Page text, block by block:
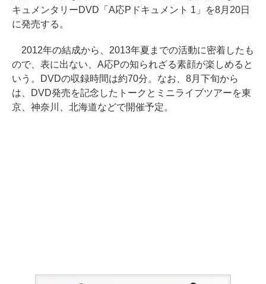
キュメンタリーDVD「A応Pドキュメント 1」を8月20日
に発売する。
2012年の結成から、2013年夏までの活動に密着したも
ので、表に出ない、A応Pの知られざる素顔が楽しめると
いう。DVDの収録時間は約70分。なお、8月下旬から
は、DVD発売を記念したトークとミニライブツアーを東
京、神奈川、北海道などで開催予定。